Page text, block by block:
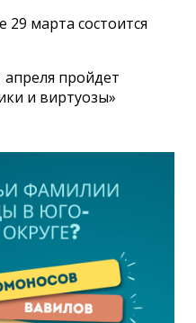
29 марта состоится
пройдет
и виртуозы»